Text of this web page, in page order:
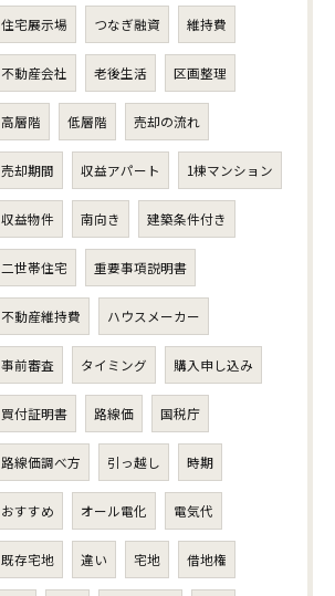
住宅展示場 つなぎ融資 維持費
不動産会社 老後生活 区画整理
高層階 低層階 売却の流れ
売却期間 収益アパート 1棟マンション
収益物件 南向き 建築条件付き
二世帯住宅 重要事項説明書
不動産維持費 ハウスメーカー
事前審査 タイミング 購入申し込み
買付証明書 路線価 国税庁
路線価調べ方 引っ越し 時期
おすすめ オール電化 電気代
既存宅地 違い 宅地 借地権